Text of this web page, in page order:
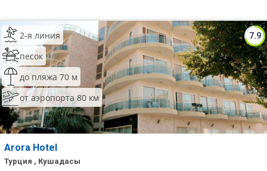
7.9
2-я линия
песок
до пляжа 70 м
от аэропорта 80 км
Arora Hotel
Турция , Кушадасы